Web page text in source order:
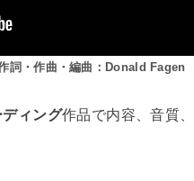
詞・作曲・編曲：Donald Fagen
ィング作品で内容、音質